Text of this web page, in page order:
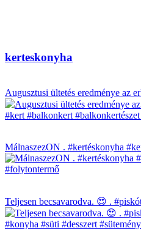
kerteskonyha
Augusztusi ültetés eredménye az
MálnaszezON . #kertéskonyha
Teljesen becsavarodva. 😍 .